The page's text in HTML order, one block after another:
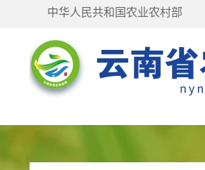
中华人民共和国农业农村部